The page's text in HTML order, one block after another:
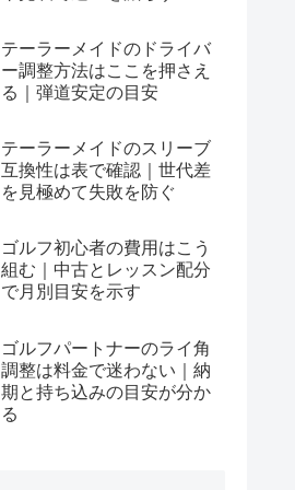
テーラーメイドのドライバ
ー調整方法はここを押さえ
る｜弾道安定の目安
テーラーメイドのスリーブ
互換性は表で確認｜世代差
を見極めて失敗を防ぐ
ゴルフ初心者の費用はこう
組む｜中古とレッスン配分
で月別目安を示す
ゴルフパートナーのライ角
調整は料金で迷わない｜納
期と持ち込みの目安が分か
る